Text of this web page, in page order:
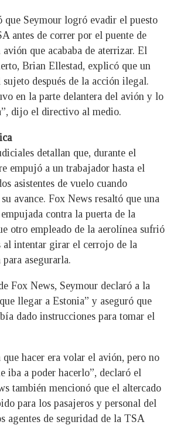
que Seymour logró evadir el puesto
antes de correr por el puente de
que acababa de aterrizar. El
Brian Ellestad, explicó que un
después de la acción ilegal.
en la parte delantera del avión y lo
dijo el directivo al medio.
detallan que, durante el
empujó a un trabajador hasta el
asistentes de vuelo cuando
avance. Fox News resaltó que una
contra la puerta de la
otro empleado de la aerolínea sufrió
al intentar girar el cerrojo de la
asegurarla.
Fox News, Seymour declaró a la
llegar a Estonia” y aseguró que
dado instrucciones para tomar el
hacer era volar el avión, pero no
iba a poder hacerlo”, declaró el
también mencionó que el altercado
para los pasajeros y personal del
agentes de seguridad de la TSA